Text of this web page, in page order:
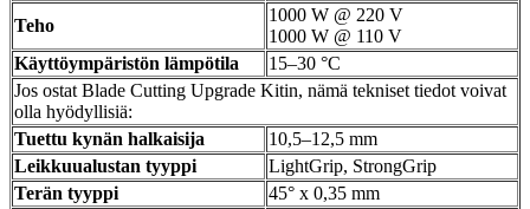
Teho
1000 W @ 220 V
1000 W @ 110 V
Käyttöympäristön lämpötila
15–30 °C
Jos ostat Blade Cutting Upgrade Kitin, nämä tekniset tiedot voivat
olla hyödyllisiä:
Tuettu kynän halkaisija
10,5–12,5 mm
Leikkuualustan tyyppi
LightGrip, StrongGrip
Terän tyyppi
45° x 0,35 mm